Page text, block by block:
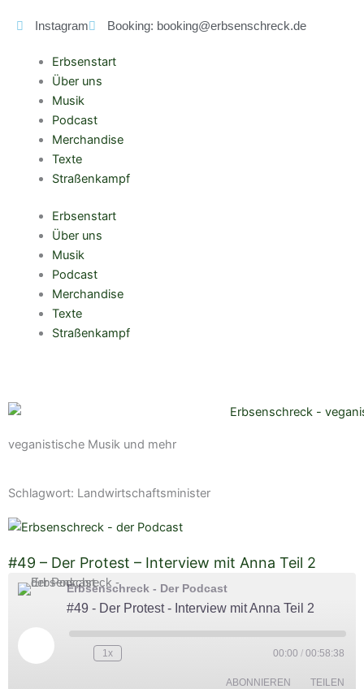
Inhalt
Instagram Booking: booking@erbsenschreck.de
Erbsenstart
Über uns
Musik
Podcast
Merchandise
Texte
Straßenkampf
Erbsenstart
Über uns
Musik
Podcast
Merchandise
Texte
Straßenkampf
veganistische Musik und mehr
Schlagwort: Landwirtschaftsminister
#49 – Der Protest – Interview mit Anna Teil 2
Erbsenschreck - Der Podcast
#49 - Der Protest - Interview mit Anna Teil 2
1x 00:00 / 00:58:38
ABONNIEREN TEILEN